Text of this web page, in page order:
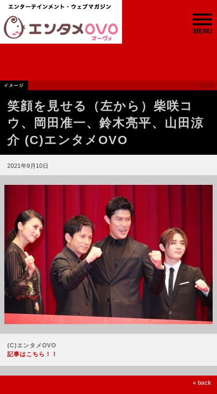
MENU
笑顔を見せる（左から）柴咲コ
ウ、岡田准一、鈴木亮平、山田涼
介 (C)エンタメOVO
2021年9月10日
(C)エンタメOVO
記事はこちら！！
« back